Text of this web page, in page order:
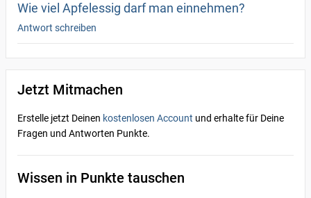
Wie viel Apfelessig darf man einnehmen?
Antwort schreiben
Jetzt Mitmachen
Erstelle jetzt Deinen kostenlosen Account und erhalte für Deine
Fragen und Antworten Punkte.
Wissen in Punkte tauschen